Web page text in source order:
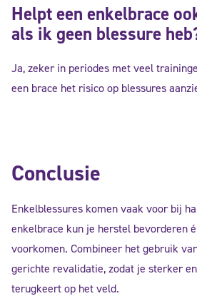
Helpt een enkelbrace
als ik geen blessure
Ja, zeker in periodes met veel
een brace het risico op blessures
Conclusie
Enkelblessures komen vaak voor bij
enkelbrace kun je herstel bevorderen
voorkomen. Combineer het gebruik
gerichte revalidatie, zodat je sterker
terugkeert op het veld.